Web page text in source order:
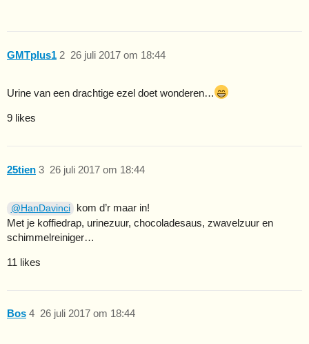
GMTplus1 26 juli 2017 om 18:44
2
Urine van een drachtige ezel doet wonderen…
9 likes
25tien 26 juli 2017 om 18:44
3
@HanDavinci
kom d’r maar in!
Met je koffiedrap, urinezuur, chocoladesaus, zwavelzuur en
schimmelreiniger…
11 likes
Bos 26 juli 2017 om 18:44
4